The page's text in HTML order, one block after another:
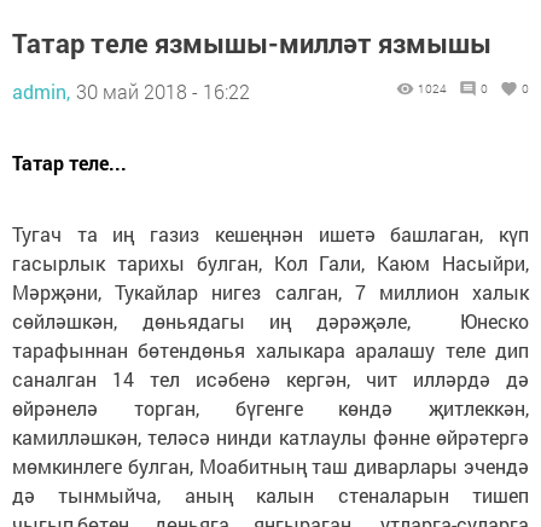
Татар теле язмышы-милләт язмышы
admin, 30 май 2018 - 16:22 1024 0 0
Татар теле...
Тугач та иң газиз кешеңнән ишетә башлаган, күп
гасырлык тарихы булган, Кол Гали, Каюм Насыйри,
Мәрҗәни, Тукайлар нигез салган, 7 миллион халык
сөйләшкән, дөньядагы иң дәрәҗәле, Юнеско
тарафыннан бөтендөнья халыкара аралашу теле дип
саналган 14 тел исәбенә кергән, чит илләрдә дә
өйрәнелә торган, бүгенге көндә җитлек­кән,
камилләшкән, теләсә нинди катлаулы фәнне өйрәтергә
мөмкинлеге булган, Моабитның таш диварлары эчендә
дә тынмыйча, аның калын стеналарын тишеп